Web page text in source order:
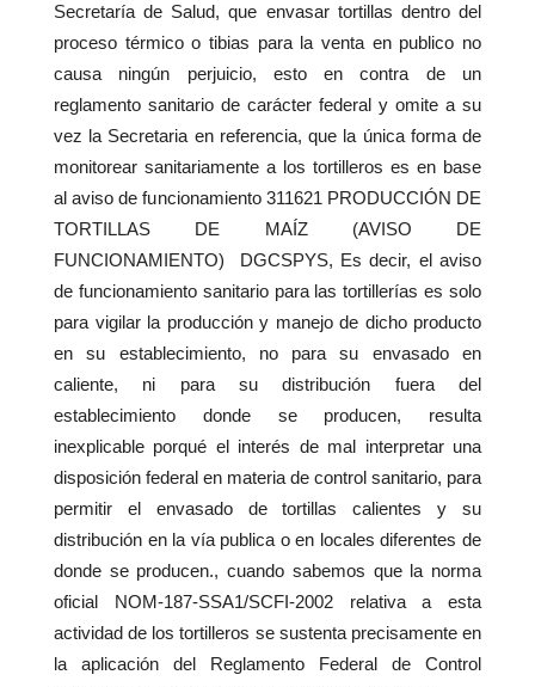
Secretaría de Salud, que envasar tortillas dentro del
proceso térmico o tibias para la venta en publico no
causa ningún perjuicio, esto en contra de un
reglamento sanitario de carácter federal y omite a su
vez la Secretaria en referencia, que la única forma de
monitorear sanitariamente a los tortilleros es en base
al aviso de funcionamiento 311621 PRODUCCIÓN DE
TORTILLAS DE MAÍZ (AVISO DE
FUNCIONAMIENTO) DGCSPYS, Es decir, el aviso
de funcionamiento sanitario para las tortillerías es solo
para vigilar la producción y manejo de dicho producto
en su establecimiento, no para su envasado en
caliente, ni para su distribución fuera del
establecimiento donde se producen, resulta
inexplicable porqué el interés de mal interpretar una
disposición federal en materia de control sanitario, para
permitir el envasado de tortillas calientes y su
distribución en la vía publica o en locales diferentes de
donde se producen., cuando sabemos que la norma
oficial NOM-187-SSA1/SCFI-2002 relativa a esta
actividad de los tortilleros se sustenta precisamente en
la aplicación del Reglamento Federal de Control